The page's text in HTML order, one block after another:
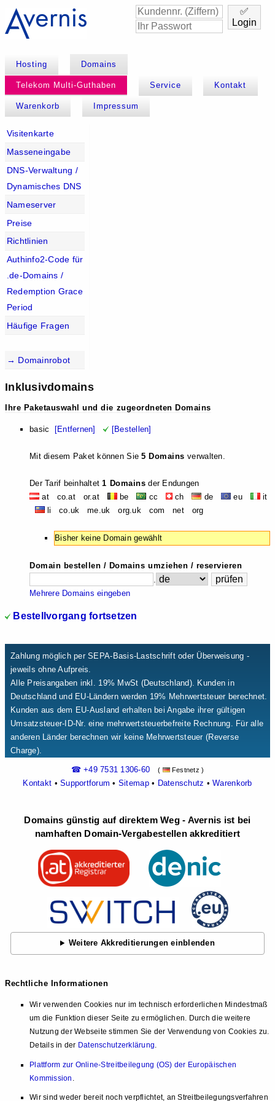
✅
Login
Hosting Domains
Telekom Multi-Guthaben Service Kontakt
Warenkorb Impressum
Visitenkarte
Masseneingabe
DNS-Verwaltung /
Dynamisches DNS
Nameserver
Preise
Richtlinien
Authinfo2-Code für
.de-Domains /
Redemption Grace
Period
Häufige Fragen
→ Domainrobot
Inklusivdomains
Ihre Paketauswahl und die zugeordneten Domains
basic [Entfernen] [Bestellen]
Mit diesem Paket können Sie5 Domains verwalten.
Der Tarif beinhaltet1 Domains der Endungen
at co.at or.at
be cc ch de eu
it
li co.uk me.uk org.uk com net org
Bisher keine Domain gewählt
Domain bestellen / Domains umziehen / reservieren
.
Mehrere Domains eingeben
Bestellvorgang fortsetzen
Zahlung möglich per SEPA-Basis-Lastschrift oder Überweisung -
jeweils ohne Aufpreis.
Alle Preisangaben inkl. 19% MwSt (Deutschland). Kunden in
Deutschland und EU-Ländern werden 19% Mehrwertsteuer berechnet.
Kunden aus dem EU-Ausland erhalten bei Angabe ihrer gültigen
Umsatzsteuer-ID-Nr. eine mehrwertsteuerbefreite Rechnung. Für alle
anderen Länder berechnen wir keine Mehrwertsteuer (Reverse
Charge).
☎ +49 7531 1306-60 ( Festnetz )
Kontakt •Supportforum • Sitemap• Datenschutz •Warenkorb
Domains günstig auf direktem Weg - Avernis ist bei
namhaften Domain-Vergabestellen akkreditiert
Weitere Akkreditierungen einblenden
Rechtliche Informationen
Wir verwenden Cookies nur im technisch erforderlichen Mindestmaß
um die Funktion dieser Seite zu ermöglichen. Durch die weitere
Nutzung der Webseite stimmen Sie der Verwendung von Cookies zu.
Details in der Datenschutzerklärung.
Plattform zur Online-Streitbeilegung (OS) der Europäischen
Kommission
Wir sind weder bereit noch verpflichtet, an Streitbeilegungsverfahren